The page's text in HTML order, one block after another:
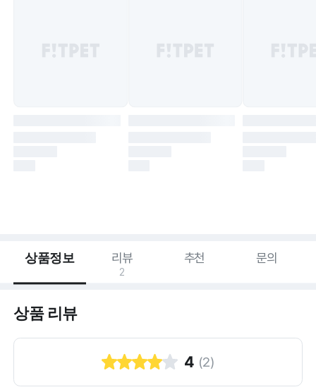
상품정보 리뷰
2
추천 문의
상품 리뷰
4 (2)